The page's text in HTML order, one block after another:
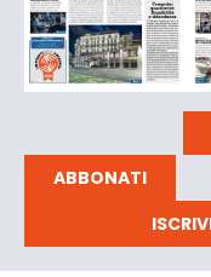
ABBONATI